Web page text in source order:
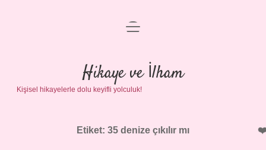
Anasayfa
Gizlilik Politikası
Yasal Uyarı
menüyü
Hikaye ve İlham
Kişisel hikayelerle dolu keyifli yolculuk!
Etiket: 35 denize çıkılır mı